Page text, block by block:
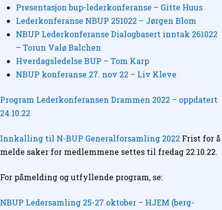
Presentasjon bup-lederkonferanse – Gitte Huus
Lederkonferanse NBUP 251022 – Jørgen Blom
NBUP Lederkonferanse Dialogbasert inntak 261022
– Torun Valø Balchen
Hverdagsledelse BUP – Tom Karp
NBUP konferanse 27. nov 22 – Liv Kleve
Program Lederkonferansen Drammen 2022 – oppdatert
24.10.22
Innkalling til N-BUP Generalforsamling 2022 Frist for å
melde saker for medlemmene settes til fredag 22.10.22.
For påmelding og utfyllende program, se:
NBUP Ledersamling 25-27.oktober – HJEM (berg-